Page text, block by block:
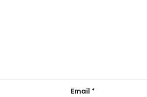
Email *